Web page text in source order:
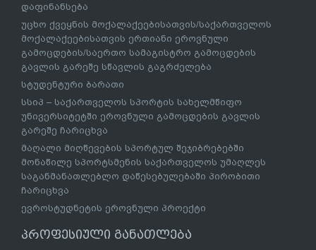
დაფინანსება
უცხო ქვეყნის მოქალაქეებისათვის/საქართველოს
მოქალაქეებისათვის ერთიანი ეროვნული
გამოცდების/საერთო სამაგისტრო გამოცდების
გავლის გარეშე სწავლის გაგრძელება
სტუდენტური ბარათი
სსიპ – საქართველოს სპორტის სახელმწიფო
უნივერსიტეტში ეროვნული გამოცდების გავლის
გარეშე ჩარიცხვა
მაღალი მიღწევების სპორტულ შეჯიბრებებში
მონაწილე სპორტსმენის საქართველოს უმაღლეს
საგანმანათლებლო დაწესებულებაში პირობითი
ჩარიცხვა
ევროსტუდნეტის ეროვნული პროექტი
პროფესიული განათლება